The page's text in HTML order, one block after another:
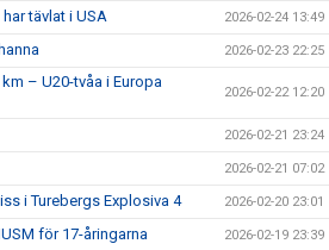
tävlat i USA 2026-02-24 13:49
2026-02-23 22:25
– U20-tvåa i Europa
2026-02-22 12:20
2026-02-21 23:24
2026-02-21 07:02
i Turebergs Explosiva 4 2026-02-20 23:01
för 17-åringarna 2026-02-19 23:39